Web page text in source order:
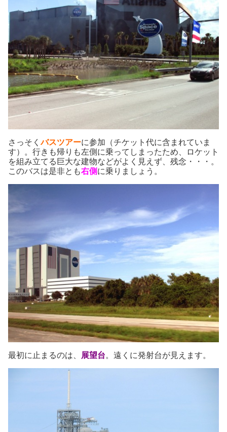
さっそくバスツアーに参加（チケット代に含まれていま
す）。行きも帰りも左側に乗ってしまったため、ロケット
を組み立てる巨大な建物などがよく見えず、残念・・・。
このバスは是非とも右側 に乗りましょう。
最初に止まるのは、 展望台。遠くに発射台が見えます。